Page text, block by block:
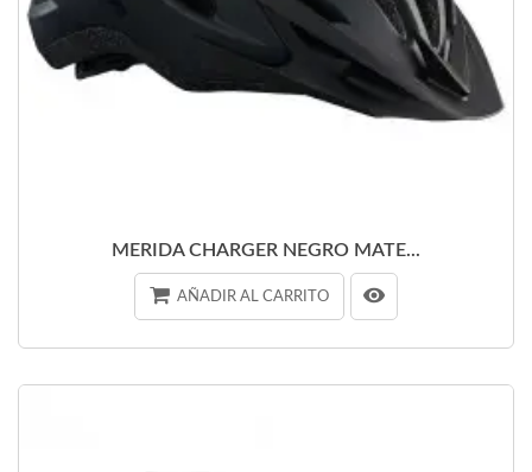
MERIDA CHARGER NEGRO MATE...
AÑADIR AL CARRITO